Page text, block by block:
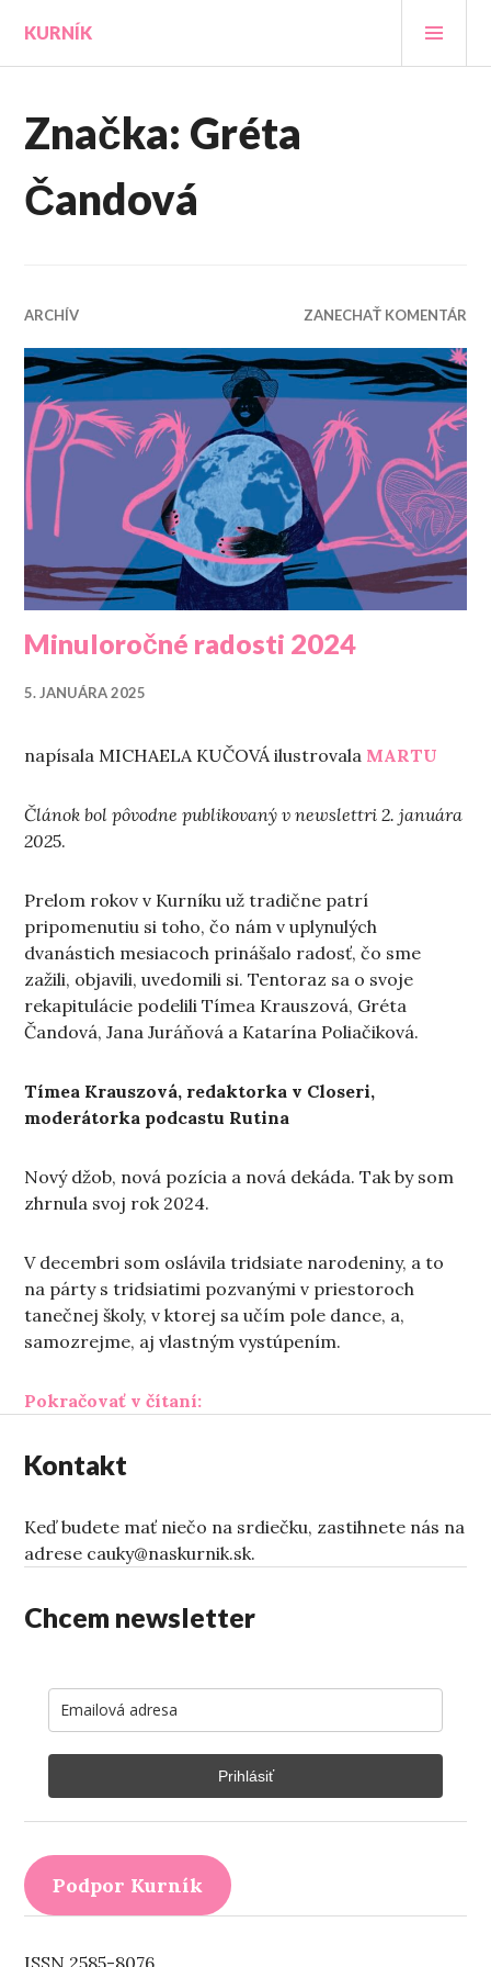
obsah
KURNÍK
Značka: Gréta
Čandová
ARCHÍV ZANECHAŤ KOMENTÁR
Minuloročné radosti 2024
5. JANUÁRA 2025
napísala MICHAELA KUČOVÁ ilustrovala MARTU
Článok bol pôvodne publikovaný v newslettri 2. januára
2025.
Prelom rokov v Kurníku už tradične patrí
pripomenutiu si toho, čo nám v uplynulých
dvanástich mesiacoch prinášalo radosť, čo sme
zažili, objavili, uvedomili si. Tentoraz sa o svoje
rekapitulácie podelili Tímea Krauszová, Gréta
Čandová, Jana Juráňová a Katarína Poliačiková.
Tímea Krauszová, redaktorka v Closeri,
moderátorka podcastu Rutina
Nový džob, nová pozícia a nová dekáda. Tak by som
zhrnula svoj rok 2024.
V decembri som oslávila tridsiate narodeniny, a to
na párty s tridsiatimi pozvanými v priestoroch
tanečnej školy, v ktorej sa učím pole dance, a,
samozrejme, aj vlastným vystúpením.
Pokračovať v čítaní:„Minuloročné radosti 2024“
Kontakt
Keď budete mať niečo na srdiečku, zastihnete nás na
adrese cauky@naskurnik.sk.
Chcem newsletter
Prihlásiť
Podpor Kurník
ISSN 2585-8076